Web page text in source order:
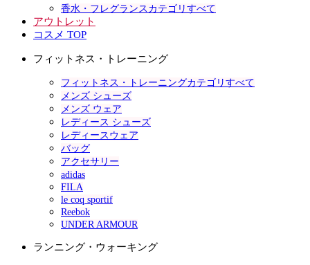
香水・フレグランスカテゴリすべて
アウトレット
コスメ TOP
フィットネス・トレーニング
フィットネス・トレーニングカテゴリすべて
メンズ シューズ
メンズ ウェア
レディース シューズ
レディースウェア
バッグ
アクセサリー
adidas
FILA
le coq sportif
Reebok
UNDER ARMOUR
ランニング・ウォーキング